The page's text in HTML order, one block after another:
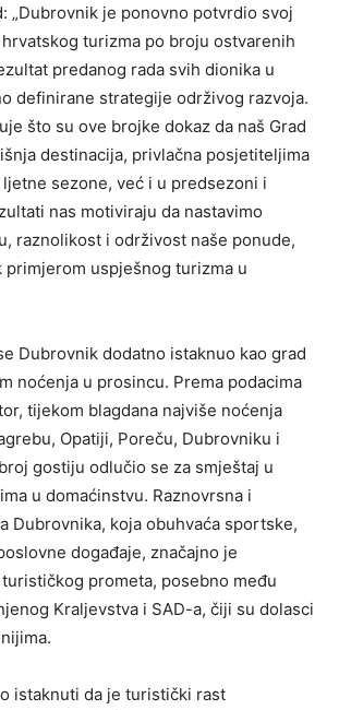
„Dubrovnik je ponovno potvrdio svoj
turizma po broju ostvarenih
predanog rada svih dionika u
definirane strategije održivog razvoja.
što su ove brojke dokaz da naš Grad
destinacija, privlačna posjetiteljima
sezone, već i u predsezoni i
nas motiviraju da nastavimo
raznolikost i održivost naše ponude,
uspješnog turizma u
Dubrovnik dodatno istaknuo kao grad
noćenja u prosincu. Prema podacima
tijekom blagdana najviše noćenja
Opatiji, Poreču, Dubrovniku i
gostiju odlučio se za smještaj u
u domaćinstvu. Raznovrsna i
Dubrovnika, koja obuhvaća sportske,
događaje, značajno je
prometa, posebno među
Kraljevstva i SAD-a, čiji su dolasci
istaknuti da je turistički rast